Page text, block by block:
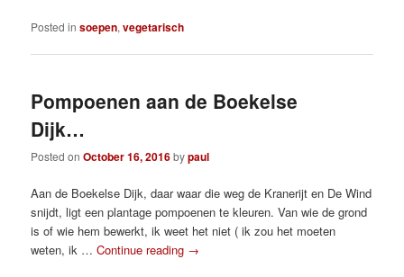
Posted in soepen,vegetarisch
Pompoenen aan de Boekelse
Dijk…
Posted onOctober 16, 2016bypaul
Aan de Boekelse Dijk, daar waar die weg de Kranerijt en De Wind
snijdt, ligt een plantage pompoenen te kleuren. Van wie de grond
is of wie hem bewerkt, ik weet het niet ( ik zou het moeten
weten, ik …Continue reading →